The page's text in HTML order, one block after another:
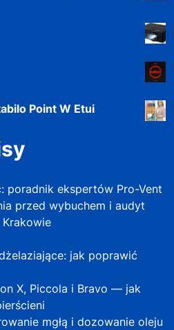
Point W Etui
poradnik ekspertów Pro-Vent
przed wybuchem i audyt
jak poprawić
X, Piccola i Bravo — jak
mgłą i dozowanie oleju